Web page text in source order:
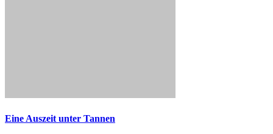
Eine Auszeit unter Tannen